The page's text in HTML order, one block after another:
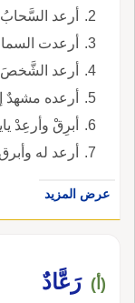
أرعد السَّحابُ رعَد، صوَّت للإمطار.
أرعدت
أرعد الشَّخصَ: جعله يرتعش ويخاف ويضطرب.
أرعده مشهدٌ
أبرِقْ وأرعِدْ
أرعد له وأبرق: توعَّده وتهدَّده بالشَّرِّ.
عرض المزيد
(أ) رَعَّادٌ